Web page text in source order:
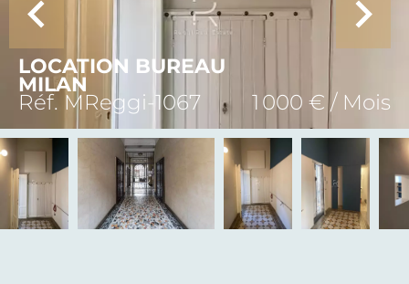
LOCATION BUREAU
MILAN
Réf. MReggi-1067 1 000 € / Mois